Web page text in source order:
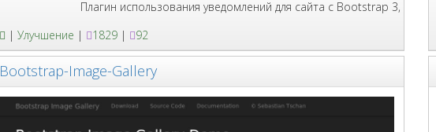
Плагин использования уведомлений для сайта с Bootstrap 3, добавляет
| Улучшение | 1829 | 92
Bootstrap-Image-Gallery